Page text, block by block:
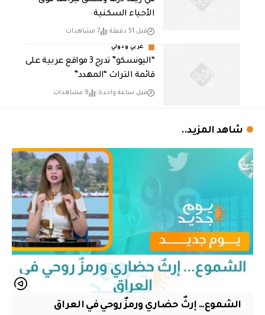
الأحياء السكنية
قبل 51 دقيقة 7 مشاهدات
عربي ودولي
“اليونسكو” تدرج 3 مواقع عربية على
قائمة التراث “المهدد”
قبل ساعة واحدة 9 مشاهدات
شاهد المزيد..
الشموع… إرثٌ حضاري ورمزٌ روحي في العراق